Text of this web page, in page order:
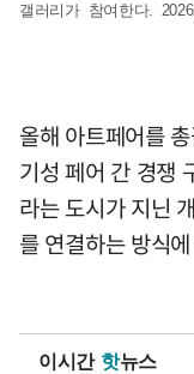
갤러리가 참여한다.
올해 아트페어를
기성 페어 간 경쟁
라는 도시가 지닌
를 연결하는 방식
이시간 핫뉴스